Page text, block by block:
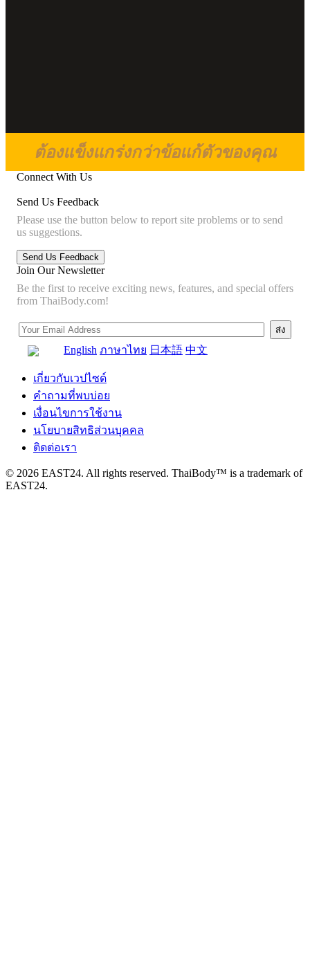
ต้องแข็งแกร่งกว่าข้อแก้ตัวของคุณ
Connect With Us
Send Us Feedback
Please use the button below to report site problems or to send
us suggestions.
Join Our Newsletter
Be the first to receive exciting news, features, and special offers
from ThaiBody.com!
English ภาษาไทย 日本語 中文
เกี่ยวกับเวปไซด์
คำถามที่พบบ่อย
เงื่อนไขการใช้งาน
นโยบายสิทธิส่วนบุคคล
ติดต่อเรา
© 2026 EAST24. All rights reserved. ThaiBody™ is a trademark of
EAST24.